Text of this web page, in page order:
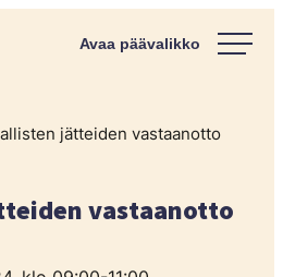
jätteiden vastaanotto
vastaanotto